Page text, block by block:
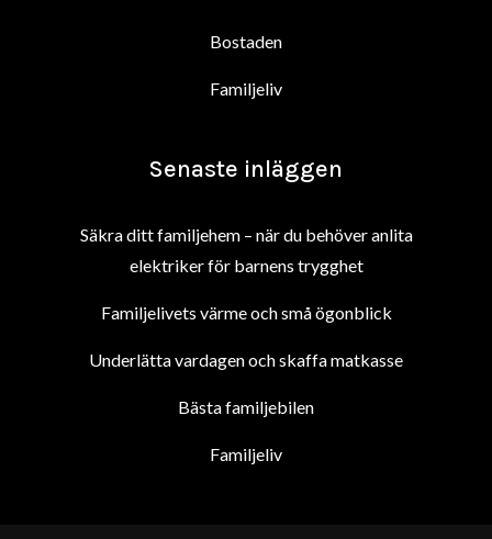
Bostaden
Familjeliv
Senaste inläggen
Säkra ditt familjehem – när du behöver anlita
elektriker för barnens trygghet
Familjelivets värme och små ögonblick
Underlätta vardagen och skaffa matkasse
Bästa familjebilen
Familjeliv